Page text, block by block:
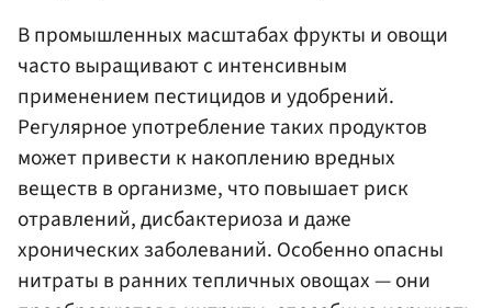
В промышленных масштабах фрукты и овощи
часто выращивают с интенсивным
применением пестицидов и удобрений.
Регулярное употребление таких продуктов
может привести к накоплению вредных
веществ в организме, что повышает риск
отравлений, дисбактериоза и даже
хронических заболеваний. Особенно опасны
нитраты в ранних тепличных овощах — они